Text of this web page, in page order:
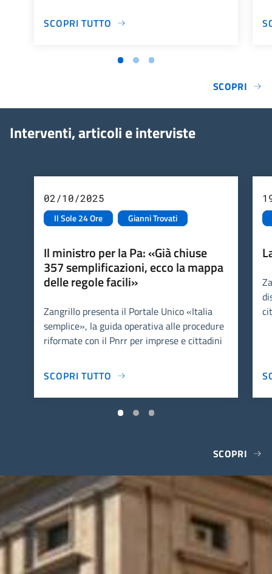
SCOPRI TUTTO
SCOPRI
Interventi, articoli e interviste
Il Sole 24 Ore Gianni Trovati
02/10/2025
Il ministro per la Pa: «Già chiuse
357 semplificazioni, ecco la mappa
delle regole facili»
Zangrillo presenta il Portale Unico «Italia
semplice», la guida operativa alle procedure
riformate con il Pnrr per imprese e cittadini
SCOPRI TUTTO
SCOPRI